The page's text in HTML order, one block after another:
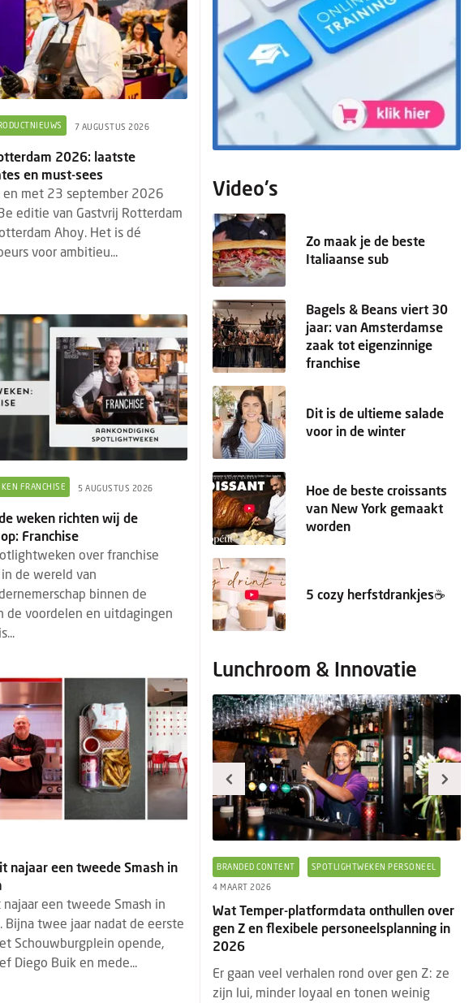
7 AUGUSTUS 2026
2026: laatste
en must-sees
met 23 september 2026
editie van Gastvrij Rotterdam
Ahoy. Het is dé
voor ambitieu...
FRANCHISE 5 AUGUSTUS 2026
weken richten wij de
Franchise
over franchise
de wereld van
binnen de
de voordelen en uitdagingen
najaar een tweede Smash in
najaar een tweede Smash in
Bijna twee jaar nadat de eerste
Schouwburgplein opende,
Diego Buik en mede...
Video's
Zo maak je de beste
Italiaanse sub
Bagels & Beans viert 30
jaar: van Amsterdamse
zaak tot eigenzinnige
franchise
Dit is de ultieme salade
voor in de winter
Hoe de beste croissants
van New York gemaakt
worden
5 cozy herfstdrankjes☕️
Lunchroom & Innovatie
CONTENT SPOTLIGHTWEKEN PERSONEEL
platformdata onthullen over
flexibele personeelsplanning in
veel verhalen rond over gen Z: ze
BRANDED CONTENT EVENTS PRODUCTNIEUWS
29 JANUARI 2026
Horeca & Innovatie: het laatste
standnieuws en must-sees van
HorecaEvenTT
HorecaEvenTT is een jaarlijks terugkerende
vakbeurs en heeft een vaste positie op de